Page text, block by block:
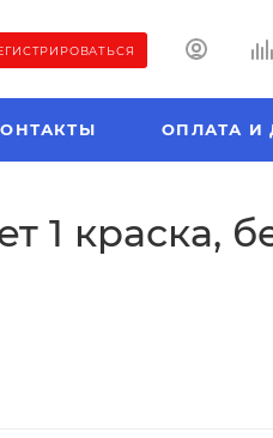
ОПЛАТА И
1 краска,